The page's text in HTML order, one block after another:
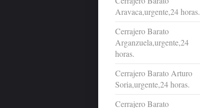
Aravaca,urgente,24 horas.
Cerrajero Barato
Arganzuela,urgente,24
horas.
Cerrajero Barato Arturo
Soria,urgente,24 horas.
Cerrajero Barato